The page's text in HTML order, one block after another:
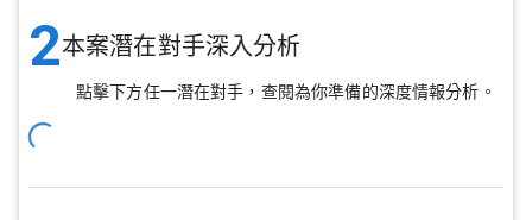
2本案潛在對手深入分析
點擊下方任一潛在對手，查閱為你準備的深度情報分析。